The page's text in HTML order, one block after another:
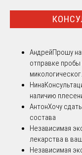
АндрейПрошу
отправке
микологическог...
Нина
наличию
АнтонХочу
состава
Независимая
лекарства в
Независимая